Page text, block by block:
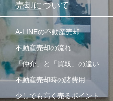
売却について
A-LINEの不動産売却
不動産売却の流れ
「仲介」と「買取」の違い
不動産売却時の諸費用
少しでも高く売るポイント